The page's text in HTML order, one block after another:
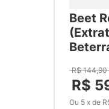
Beet
R$ 144,90
R$
Ou 5 xde